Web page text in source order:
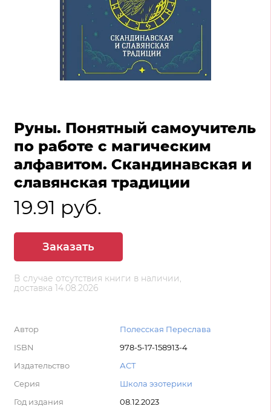
Руны. Понятный самоучитель
по работе с магическим
алфавитом. Скандинавская и
славянская традиции
19.91 руб.
Заказать
В случае отсутствия книги в наличии,
доставка 14.08.2026
Автор
Полесская Переслава
ISBN
978-5-17-158913-4
Издательство
АСТ
Серия
Школа эзотерики
Год издания
08.12.2023